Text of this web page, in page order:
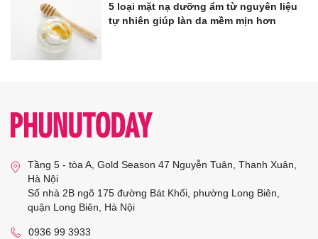
5 loại mặt nạ dưỡng ẩm từ nguyên liệu
tự nhiên giúp làn da mềm mịn hơn
Tầng 5 - tòa A, Gold Season 47 Nguyễn Tuân, Thanh Xuân,
Hà Nội
Số nhà 2B ngõ 175 đường Bát Khối, phường Long Biên,
quận Long Biên, Hà Nội
0936 99 3933